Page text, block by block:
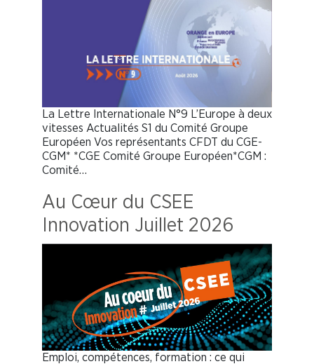
La Lettre Internationale N°9 L’Europe à deux
vitesses Actualités S1 du Comité Groupe
Européen Vos représentants CFDT du CGE-
CGM* *CGE Comité Groupe Européen*CGM :
Comité…
Au Cœur du CSEE
Innovation Juillet 2026
Emploi, compétences, formation : ce qui